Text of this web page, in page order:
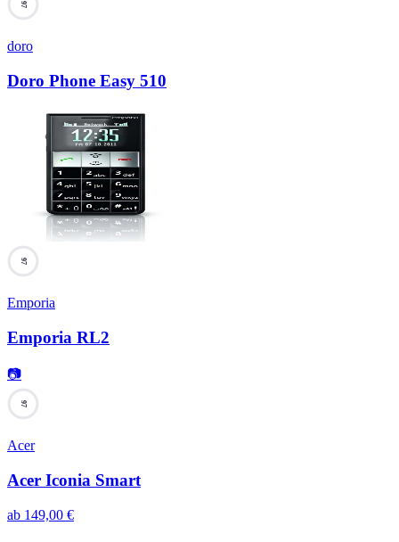
97
doro
Doro Phone Easy 510
97
Emporia
Emporia RL2
📷
97
Acer
Acer Iconia Smart
ab 149,00 €